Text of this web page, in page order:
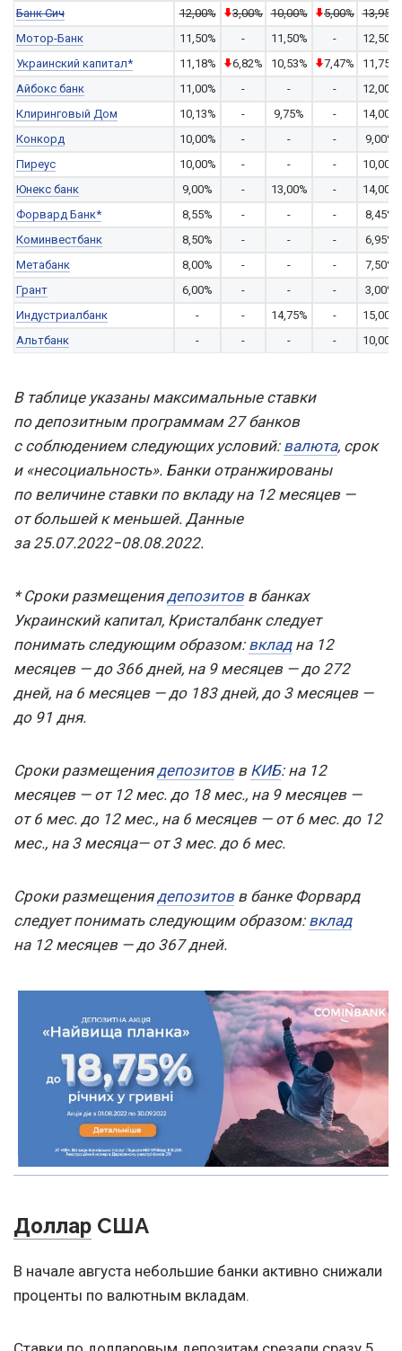
Банк Сич 12,00% 3,00% 10,00% 5,00% 13,95%
Мотор-Банк
11,50% - 11,50% -
12,50%
Украинский капитал*
11,18% 6,82% 10,53% 7,47%
11,75%
Айбокс банк
11,00% - - -
12,00%
Клиринговый Дом
10,13% - 9,75% -
14,00%
Конкорд
10,00% - - -
9,00%
Пиреус
10,00% - - -
10,00%
Юнекс банк
9,00% - 13,00% -
14,00%
Форвард Банк*
8,55% - - -
8,45%
Коминвестбанк
8,50% - - -
6,95%
Метабанк
8,00% - - -
7,50%
Грант
6,00% - - -
3,00%
Индустриалбанк
- - 14,75% -
15,00%
Альтбанк
- - - - 10,00%
В таблице указаны максимальные ставки
по депозитным программам 27 банков
с соблюдением следующих условий: валюта, срок
и «несоциальность». Банки отранжированы
по величине ставки по вкладу на 12 месяцев —
от большей к меньшей. Данные
за 25.07.2022−08.08.2022.
* Сроки размещениядепозитовв банках
Украинский капитал, Кристалбанк следует
понимать следующим образом: вкладна 12
месяцев — до 366 дней, на 9 месяцев — до 272
дней, на 6 месяцев — до 183 дней, до 3 месяцев —
до 91 дня.
Сроки размещениядепозитовв КИБ: на 12
месяцев — от 12 мес. до 18 мес., на 9 месяцев —
от 6 мес. до 12 мес., на 6 месяцев — от 6 мес. до 12
мес., на 3 месяца— от 3 мес. до 6 мес.
Сроки размещениядепозитовв банке Форвард
следует понимать следующим образом: вклад
на 12 месяцев — до 367 дней.
Доллар США
В начале августа небольшие банки активно снижали
проценты по валютным вкладам.